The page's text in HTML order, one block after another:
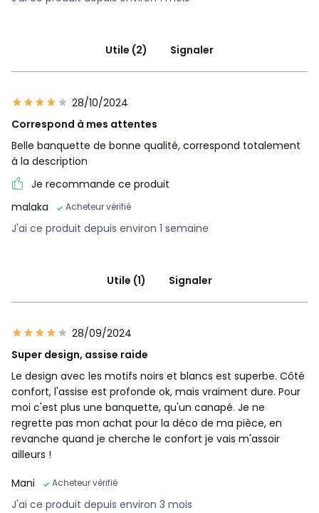
Utile (2) Signaler
28/10/2024
Correspond à mes attentes
Belle banquette de bonne qualité, correspond totalement
à la description
Je recommande ce produit
malaka
Acheteur vérifié
J'ai ce produit depuis environ 1 semaine
Utile (1) Signaler
28/09/2024
Super design, assise raide
Le design avec les motifs noirs et blancs est superbe. Côté
confort, l'assise est profonde ok, mais vraiment dure. Pour
moi c'est plus une banquette, qu'un canapé. Je ne
regrette pas mon achat pour la déco de ma pièce, en
revanche quand je cherche le confort je vais m'assoir
ailleurs !
Mani
Acheteur vérifié
J'ai ce produit depuis environ 3 mois